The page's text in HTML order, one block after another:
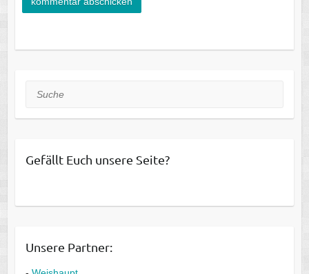
Suche
Gefällt Euch unsere Seite?
Unsere Partner: